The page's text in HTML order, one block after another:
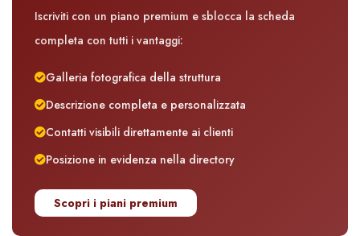
Iscriviti con un piano premium e sblocca la scheda
completa con tutti i vantaggi:
Galleria fotografica della struttura
Descrizione completa e personalizzata
Contatti visibili direttamente ai clienti
Posizione in evidenza nella directory
Scopri i piani premium